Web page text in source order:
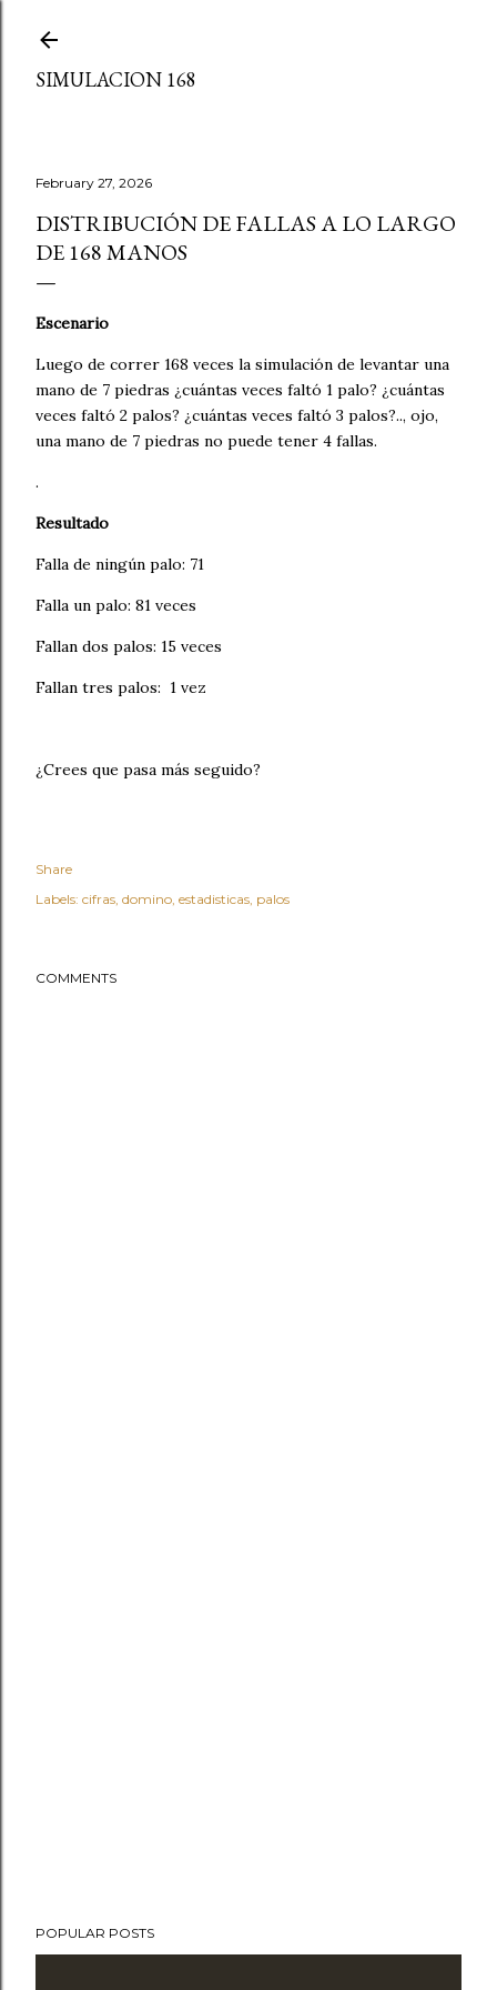
SIMULACION 168
February 27, 2026
DISTRIBUCIÓN DE FALLAS A LO LARGO
DE 168 MANOS
Escenario
Luego de correr 168 veces la simulación de levantar una
mano de 7 piedras ¿cuántas veces faltó 1 palo? ¿cuántas
veces faltó 2 palos? ¿cuántas veces faltó 3 palos?.., ojo,
una mano de 7 piedras no puede tener 4 fallas.
.
Resultado
Falla de ningún palo: 71
Falla un palo: 81 veces
Fallan dos palos: 15 veces
Fallan tres palos: 1 vez
¿Crees que pasa más seguido?
Share
Labels: cifras domino estadisticas palos
COMMENTS
POPULAR POSTS